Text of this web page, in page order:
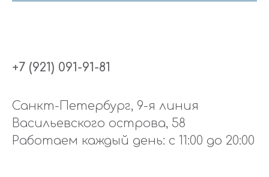
+7 (921) 091-91-81
Санкт-Петербург, 9-я линия
Васильевского острова, 58
Работаем каждый день: с 11:00 до 20:00